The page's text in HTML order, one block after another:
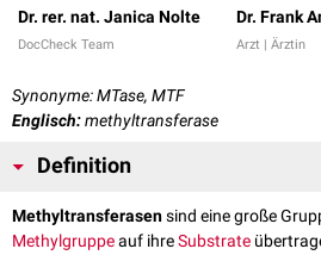
Dr. rer. nat. Janica Nolte
DocCheck Team
Dr. Frank
Arzt | Ärztin
Synonyme: MTase, MTF
Englisch:methyltransferase
Definition
Methyltransferasensind eine große
Methylgruppeauf ihreSubstrate